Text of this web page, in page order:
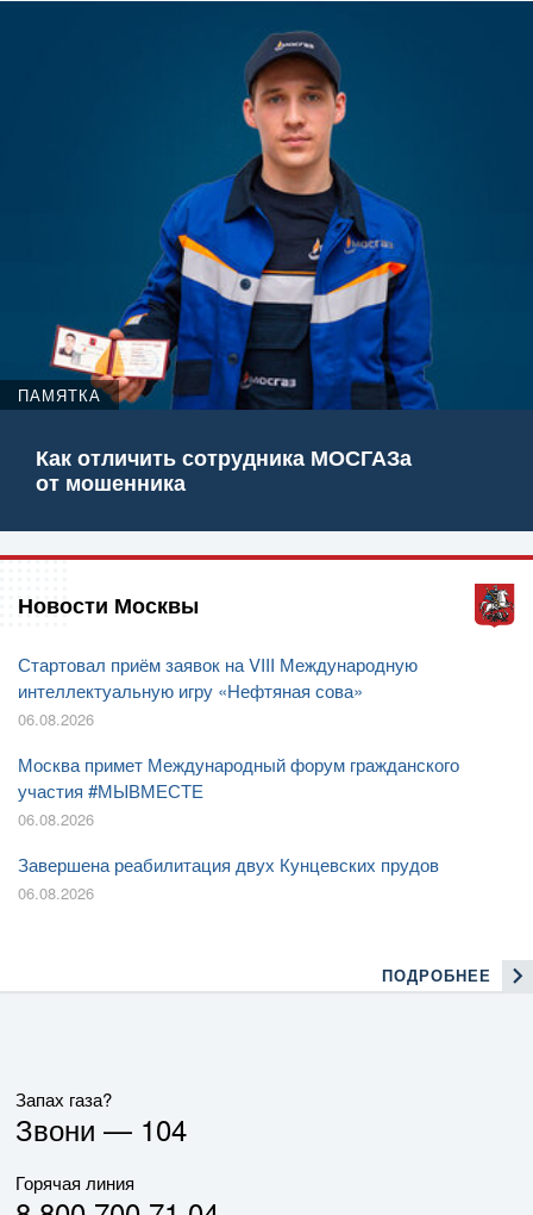
ПАМЯТКА
Как отличить сотрудника МОСГАЗа
от мошенника
Новости Москвы
Стартовал приём заявок на VIII Международную
интеллектуальную игру «Нефтяная сова»
06.08.2026
Москва примет Международный форум гражданского
участия #МЫВМЕСТЕ
06.08.2026
Завершена реабилитация двух Кунцевских прудов
06.08.2026
ПОДРОБНЕЕ
Запах газа?
Звони — 104
Горячая линия